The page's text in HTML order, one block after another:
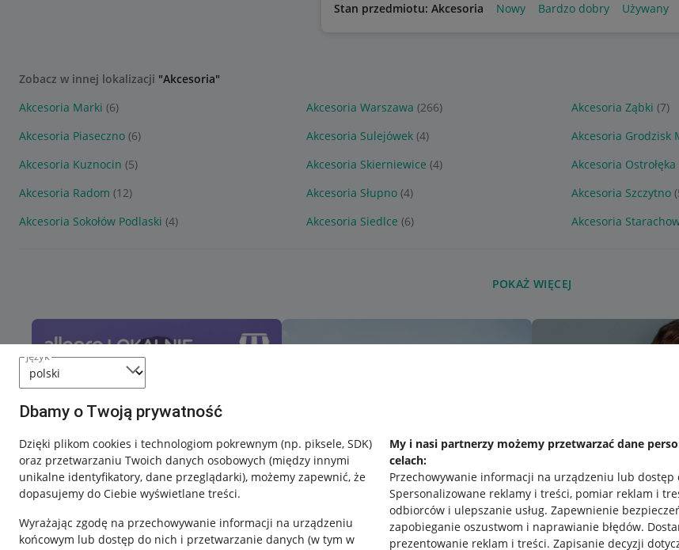
język
Dbamy o Twoją prywatność
Dzięki plikom cookies i technologiom pokrewnym (np. piksele, SDK)
oraz przetwarzaniu Twoich danych osobowych (między innymi
unikalne identyfikatory, dane przeglądarki), możemy zapewnić, że
dopasujemy do Ciebie wyświetlane treści.
Wyrażając zgodę na przechowywanie informacji na urządzeniu
końcowym lub dostęp do nich i przetwarzanie danych (w tym w
My i nasi partnerzy możemy przetwarzać dane
celach:
Przechowywanie informacji na urządzeniu lub dostęp
Spersonalizowane reklamy i treści, pomiar reklam i
odbiorców i ulepszanie usług. Zapewnienie
zapobieganie oszustwom i naprawianie błędów.
prezentowanie reklam i treści. Zapisanie decyzji
Stan przedmiotu: Akcesoria Nowy Bardzo dobry Używany
Zobacz w innej lokalizacji "Akcesoria"
Akcesoria Marki (6) Akcesoria Warszawa (266) Akcesoria Ząbki (7)
Akcesoria Piaseczno (6) Akcesoria Sulejówek (4) Akcesoria Grodzisk
Akcesoria Kuznocin (5) Akcesoria Skierniewice (4) Akcesoria Ostrołęka
Akcesoria Radom (12) Akcesoria Słupno (4) Akcesoria Szczytno
Akcesoria Sokołów Podlaski (4) Akcesoria Siedlce (6) Akcesoria
POKAŻ WIĘCEJ